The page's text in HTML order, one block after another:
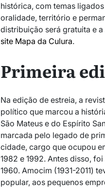
histórica, com temas
oralidade, território e
distribuição será gratuita e
site Mapa da Culura.
Primeira
Na edição de estreia, a
político que marcou a
São Mateus e do Espírito
marcada pelo legado de
cidade, cargo que ocupou
1982 e 1992. Antes disso,
1960. Amocim (1931-2011)
popular, aos pequenos